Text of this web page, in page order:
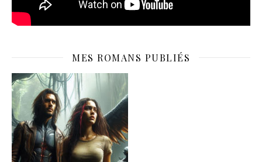
MES ROMANS PUBLIÉS